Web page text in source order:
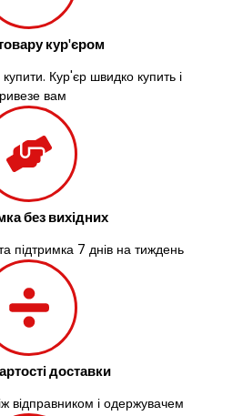
кур'єром
Кур'єр швидко купить і
вам
без вихідних
підтримка 7 днів на тиждень
доставки
відправником і одержувачем